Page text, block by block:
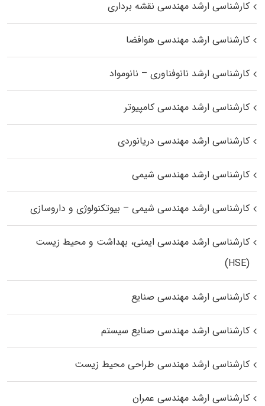
کارشناسی ارشد مهندسی نقشه برداری
کارشناسی ارشد مهندسی هوافضا
کارشناسی ارشد نانوفناوری – نانومواد
کارشناسی ارشد مهندسی کامپیوتر
کارشناسی ارشد مهندسی دریانوردی
کارشناسی ارشد مهندسی شیمی
کارشناسی ارشد مهندسی شیمی – بیوتکنولوژی و داروسازی
کارشناسی ارشد مهندسی ایمنی، بهداشت و محیط زیست
(HSE)
کارشناسی ارشد مهندسی صنایع
کارشناسی ارشد مهندسی صنایع سیستم
کارشناسی ارشد مهندسی طراحی محیط زیست
کارشناسی ارشد مهندسی عمران